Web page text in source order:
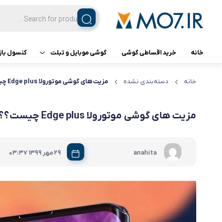
خانه خرید اقساطی گوشی گوشی موبایل و تبلت
تبلت
گوشی شیائومی
گوشی داریا
کنسول
کنسول خانه دسته‌بندی نشده مزیت های گوشی موتورولا Edge plus چیست؟؟
مزیت های گوشی موتورولا Edge plus چیست؟؟
anahita 29 مهر 1399 |
03:37